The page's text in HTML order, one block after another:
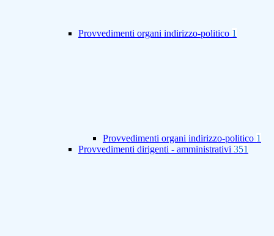
Provvedimenti organi indirizzo-politico 1
Provvedimenti organi indirizzo-politico 1
Provvedimenti dirigenti - amministrativi 351